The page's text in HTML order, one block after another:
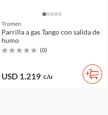
Tromen
Parrilla a gas Tango con salida de
humo
(0)
USD 1.219 c/u